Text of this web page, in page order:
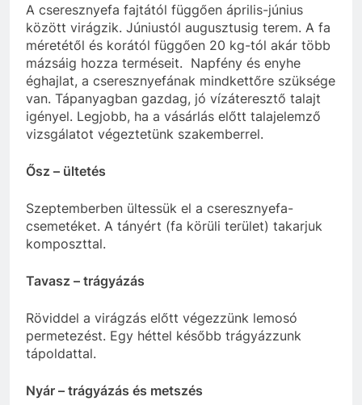
A cseresznyefa fajtától függően április-június
között virágzik. Júniustól augusztusig terem. A fa
méretétől és korától függően 20 kg-tól akár több
mázsáig hozza terméseit. Napfény és enyhe
éghajlat, a cseresznyefának mindkettőre szüksége
van. Tápanyagban gazdag, jó vízáteresztő talajt
igényel. Legjobb, ha a vásárlás előtt talajelemző
vizsgálatot végeztetünk szakemberrel.
Ősz – ültetés
Szeptemberben ültessük el a cseresznyefa-
csemetéket. A tányért (fa körüli terület) takarjuk
komposzttal.
Tavasz – trágyázás
Röviddel a virágzás előtt végezzünk lemosó
permetezést. Egy héttel később trágyázzunk
tápoldattal.
Nyár – trágyázás és metszés